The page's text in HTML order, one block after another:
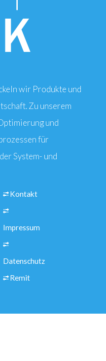
wir Produkte und
Zu unserem
und
für
System- und
Kontakt
Impressum
Datenschutz
Remit